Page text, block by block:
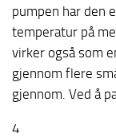
pumpen har den
temperatur på
virker også som
gjennom flere
gjennom. Ved å
4